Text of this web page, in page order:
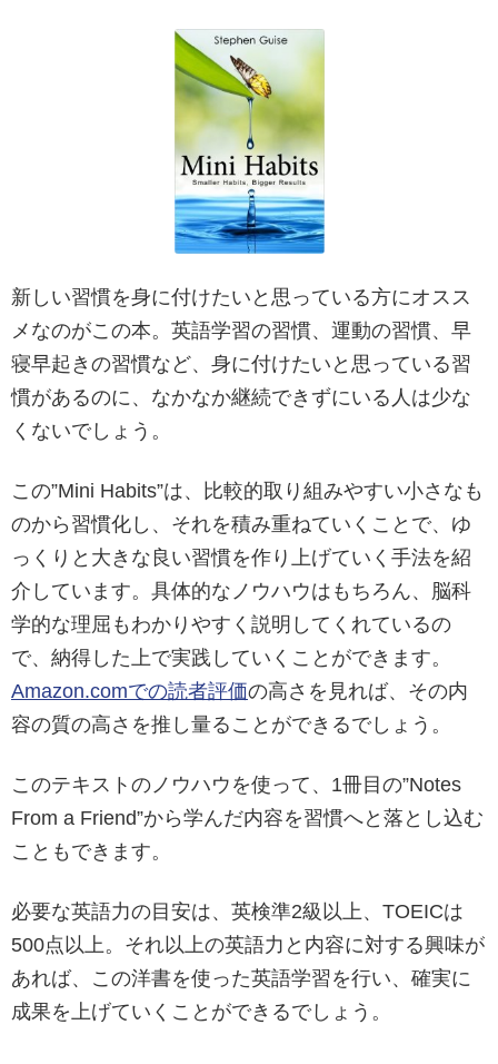
新しい習慣を身に付けたいと思っている方にオスス
メなのがこの本。英語学習の習慣、運動の習慣、早
寝早起きの習慣など、身に付けたいと思っている習
慣があるのに、なかなか継続できずにいる人は少な
くないでしょう。
この”Mini Habits”は、比較的取り組みやすい小さなも
のから習慣化し、それを積み重ねていくことで、ゆ
っくりと大きな良い習慣を作り上げていく手法を紹
介しています。具体的なノウハウはもちろん、脳科
学的な理屈もわかりやすく説明してくれているの
で、納得した上で実践していくことができます。
Amazon.comでの読者評価の高さを見れば、その内
容の質の高さを推し量ることができるでしょう。
このテキストのノウハウを使って、1冊目の”Notes
From a Friend”から学んだ内容を習慣へと落とし込む
こともできます。
必要な英語力の目安は、英検準2級以上、TOEICは
500点以上。それ以上の英語力と内容に対する興味が
あれば、この洋書を使った英語学習を行い、確実に
成果を上げていくことができるでしょう。